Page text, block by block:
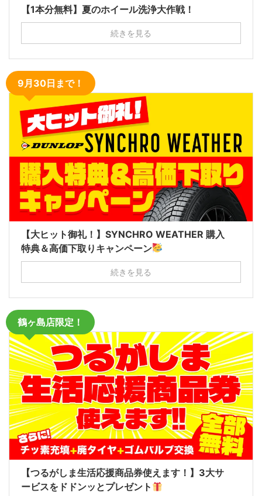
【1本分無料】夏のホイール洗浄大作戦！
続きを見る
9月30日まで！
【大ヒット御礼！】SYNCHRO WEATHER 購入
特典＆高価下取りキャンペーン
続きを見る
鶴ヶ島店限定！
【つるがしま生活応援商品券使えます！】3大サ
ービスをドドンッとプレゼント